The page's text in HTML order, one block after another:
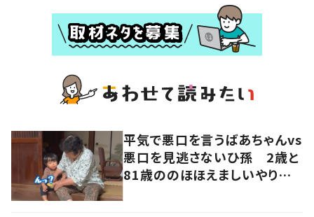
平気で悪口を言うばあちゃんvs
悪口を見逃さないひ孫 2歳と
81歳ののほほえましいやり取り